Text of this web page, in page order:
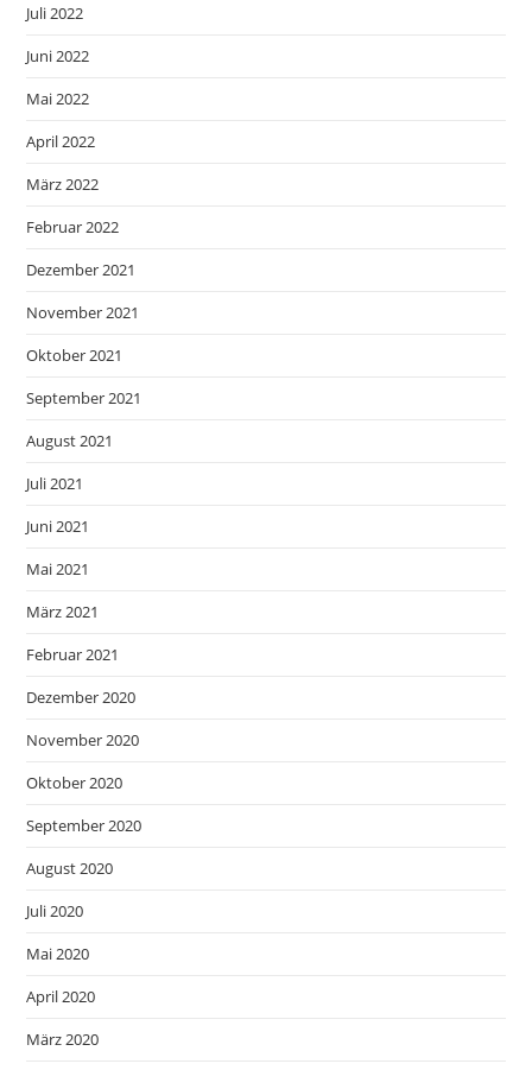
Juli 2022
Juni 2022
Mai 2022
April 2022
März 2022
Februar 2022
Dezember 2021
November 2021
Oktober 2021
September 2021
August 2021
Juli 2021
Juni 2021
Mai 2021
März 2021
Februar 2021
Dezember 2020
November 2020
Oktober 2020
September 2020
August 2020
Juli 2020
Mai 2020
April 2020
März 2020